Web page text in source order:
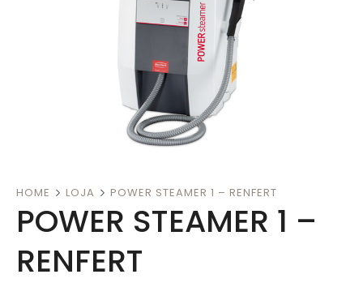
HOME LOJA POWER STEAMER 1 – RENFERT
POWER STEAMER 1 –
RENFERT